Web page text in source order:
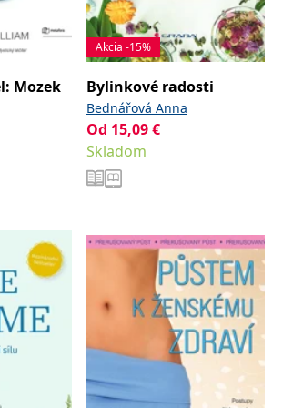
Mozek
Akcia -15%
Bylinkové radosti
Bednářová Anna
Od 15,09€
Skladom